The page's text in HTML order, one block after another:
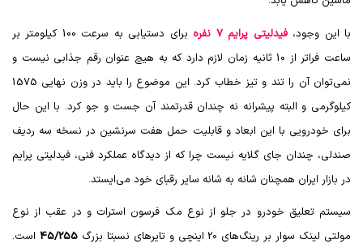
با این وجود،فیدلیتی پرایم 7 نفره
برای دستیابی به سرعت 100 کیلومتر بر
ساعت فراتر از 10 ثانیه زمان لازم دارد که به هیچ عنوان رقم جذابی نیست و
نمی‌توان آن را تند و تیز خطاب کرد. این موضوع را باید در وزن نهایی 1575
کیلوگرمی و البته پیشرانه نه چندان قدرتمند آن جست و جو کرد. با این حال
برای خودرویی با این ابعاد و قابلیت حمل هفت سرنشین در نسخه سه ردیف
صندلی، چندان جای گلایه نیست چرا که از دیدگاه عملکرد فنی، فیدلیتی پرایم
در بازار ایران همچنان شانه به شانه سایر رقبای خود می‌ایستد.
سیستم تعلیق خودرو در جلو از نوع مک فرسون استرات و در عقب از نوع
مولتی لینک سوار بر رینگ‌های 20 اینچی و تایرهای نسبتا بزرگ
45/255 است.